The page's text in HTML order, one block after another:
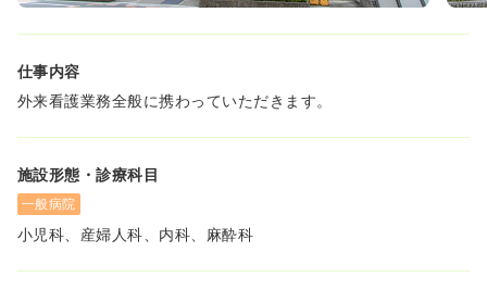
仕事内容
外来看護業務全般に携わっていただきます。
施設形態・診療科目
一般病院
小児科、産婦人科、内科、麻酔科